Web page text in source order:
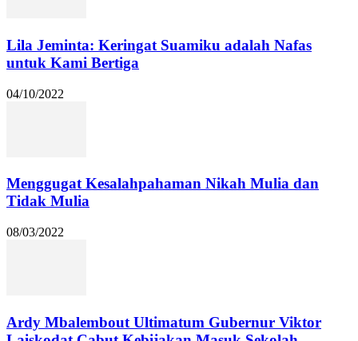
Lila Jeminta: Keringat Suamiku adalah Nafas
untuk Kami Bertiga
04/10/2022
Menggugat Kesalahpahaman Nikah Mulia dan
Tidak Mulia
08/03/2022
Ardy Mbalembout Ultimatum Gubernur Viktor